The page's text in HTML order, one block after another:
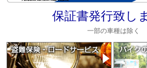
保証書発行致し
一部の車種は除く